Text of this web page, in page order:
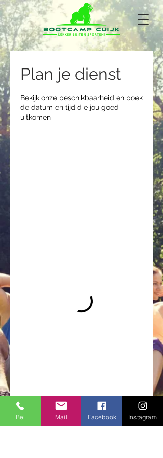
Plan je dienst
Bekijk onze beschikbaarheid en boek
de datum en tijd die jou goed
uitkomen
Bel Mail Facebook Instagram